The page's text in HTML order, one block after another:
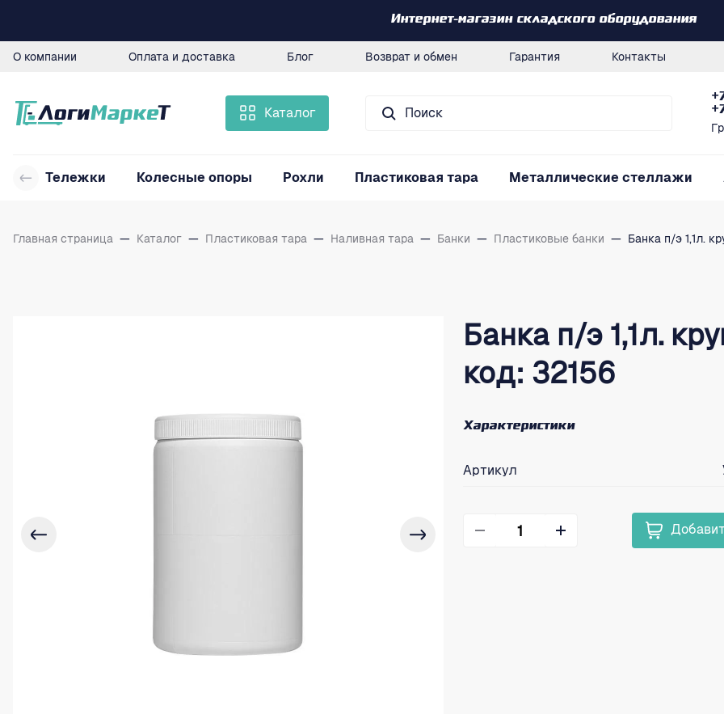
Интернет-магазин складского оборудования
О компании Оплата и доставка Блог Возврат и обмен Гарантия Контакты
Каталог
Тележки Колесные опоры Рохли Пластиковая тара Металлические стеллажи
Главная страница — Каталог — Пластиковая тара — Наливная тара — Банки — Пластиковые банки — Банка п/э 1,1л.
Банка п/э 1,1л.
код: 32156
Характеристики
Артикул